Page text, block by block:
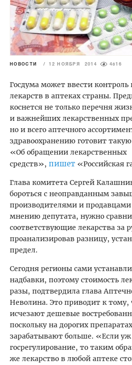
НОВОСТИ / 12 НОЯБРЯ 2014 4816
Госдума может ввести контроль
лекарств в аптеках страны.
коснется не только перечня
и важнейших лекарственных
но и всего аптечного
здравоохранению готовит
«Об обращении лекарственных
средств», пишет «Российская
Глава комитета Сергей
бороться с неоправданным
производителями и
мнению депутата, нужно
соответствующие лекарства за
проанализировав разницу,
предел.
Сегодня регионы сами
надбавки, поэтому стоимость
разы, подтвердила глава
Неволина. Это приводит к
исчезают дешевые
поскольку на дорогих
зарабатывают больше. «Если
госрегулирование, то таким
же лекарство в любой аптеке